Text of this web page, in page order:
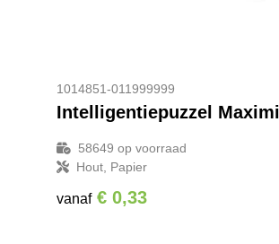
1014851-011999999
58649 op voorraad
Hout, Papier
vanaf € 0,33